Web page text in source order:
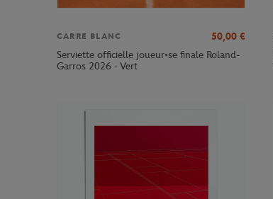
CARRE BLANC 50,00 €
Serviette officielle joueur•se finale Roland-
Garros 2026 - Vert